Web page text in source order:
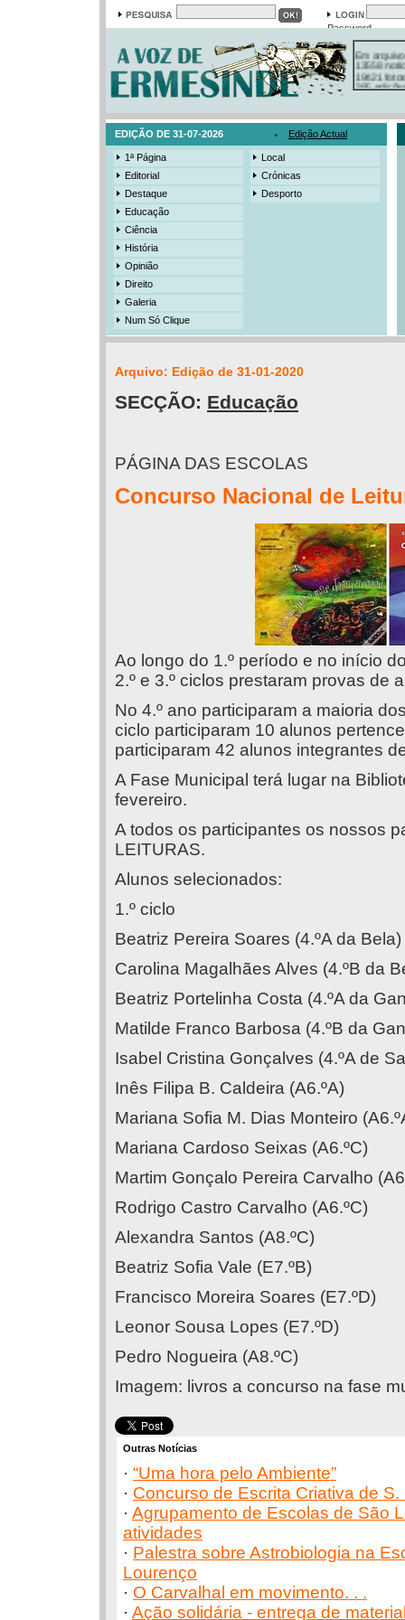
Password
Em arquivo
13558
19421
385
3206
EDIÇÃO DE 31-07-2026 Edição Actual
1ª Página
Editorial
Destaque
Educação
Ciência
História
Opinião
Direito
Galeria
Num Só Clique
Local
Crónicas
Desporto
Arquivo: Edição de 31-01-2020
SECÇÃO: Educação
PÁGINA DAS ESCOLAS
Concurso Nacional de
Ao longo do 1.º período e no início
2.º e 3.º ciclos prestaram provas de
No 4.º ano participaram a maioria
ciclo participaram 10 alunos
participaram 42 alunos integrantes
A Fase Municipal terá lugar na
fevereiro.
A todos os participantes os nossos
LEITURAS.
Alunos selecionados:
1.º ciclo
Beatriz Pereira Soares (4.ºA da Bela)
Carolina Magalhães Alves (4.ºB da
Beatriz Portelinha Costa (4.ºA da
Matilde Franco Barbosa (4.ºB da
Isabel Cristina Gonçalves (4.ºA de
Inês Filipa B. Caldeira (A6.ºA)
Mariana Sofia M. Dias Monteiro
Mariana Cardoso Seixas (A6.ºC)
Martim Gonçalo Pereira Carvalho
Rodrigo Castro Carvalho (A6.ºC)
Alexandra Santos (A8.ºC)
Beatriz Sofia Vale (E7.ºB)
Francisco Moreira Soares (E7.ºD)
Leonor Sousa Lopes (E7.ºD)
Pedro Nogueira (A8.ºC)
Imagem: livros a concurso na fase
Outras Notícias
· “Uma hora pelo Ambiente”
· Concurso de Escrita Criativa de S.
· Agrupamento de Escolas de São
atividades
· Palestra sobre Astrobiologia na
Lourenço
· O Carvalhal em movimento. . .
· Ação solidária - entrega de